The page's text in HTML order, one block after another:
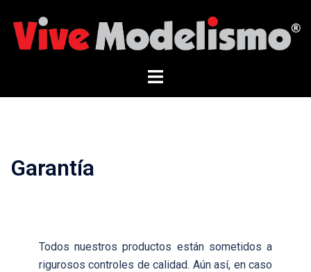
contenido
Alternar
Garantía
Todos nuestros productos están sometidos a
rigurosos controles de calidad. Aún así, en caso